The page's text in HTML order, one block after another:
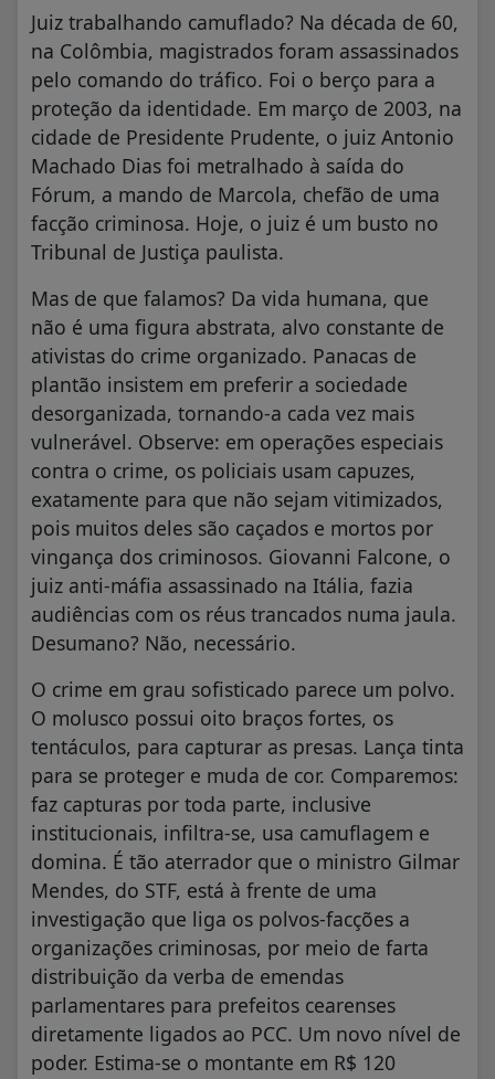
Juiz trabalhando camuflado? Na década de 60,
na Colômbia, magistrados foram assassinados
pelo comando do tráfico. Foi o berço para a
proteção da identidade. Em março de 2003, na
cidade de Presidente Prudente, o juiz Antonio
Machado Dias foi metralhado à saída do
Fórum, a mando de Marcola, chefão de uma
facção criminosa. Hoje, o juiz é um busto no
Tribunal de Justiça paulista.
Mas de que falamos? Da vida humana, que
não é uma figura abstrata, alvo constante de
ativistas do crime organizado. Panacas de
plantão insistem em preferir a sociedade
desorganizada, tornando-a cada vez mais
vulnerável. Observe: em operações especiais
contra o crime, os policiais usam capuzes,
exatamente para que não sejam vitimizados,
pois muitos deles são caçados e mortos por
vingança dos criminosos. Giovanni Falcone, o
juiz anti-máfia assassinado na Itália, fazia
audiências com os réus trancados numa jaula.
Desumano? Não, necessário.
O crime em grau sofisticado parece um polvo.
O molusco possui oito braços fortes, os
tentáculos, para capturar as presas. Lança tinta
para se proteger e muda de cor. Comparemos:
faz capturas por toda parte, inclusive
institucionais, infiltra-se, usa camuflagem e
domina. É tão aterrador que o ministro Gilmar
Mendes, do STF, está à frente de uma
investigação que liga os polvos-facções a
organizações criminosas, por meio de farta
distribuição da verba de emendas
parlamentares para prefeitos cearenses
diretamente ligados ao PCC. Um novo nível de
poder. Estima-se o montante em R$ 120